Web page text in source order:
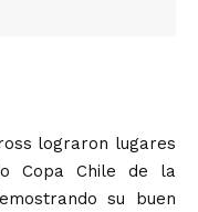
lograron lugares
Copa Chile de la
su buen